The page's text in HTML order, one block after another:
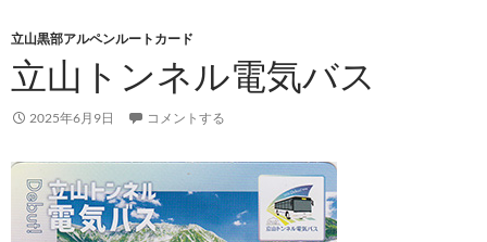
キ立山黒部アルペンルートカード
立山トンネル電気バス
2025年6月9日 コメントする